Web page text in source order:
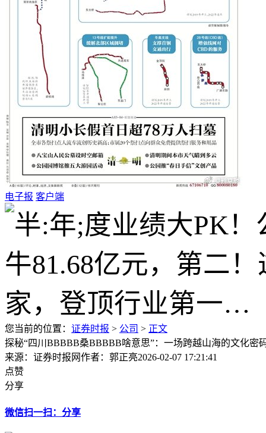
电子报 客户端
您当前的位置： 证券时报 > 公司 > 正文
探秘“四川BBBBB桑BBBBB啥意思”：一场跨越山海的文化密
来源：证券时报网作者：郭正亮2026-02-07 17:21:41
点赞
分享
微信扫一扫：分享